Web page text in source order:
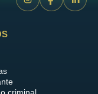
criminal